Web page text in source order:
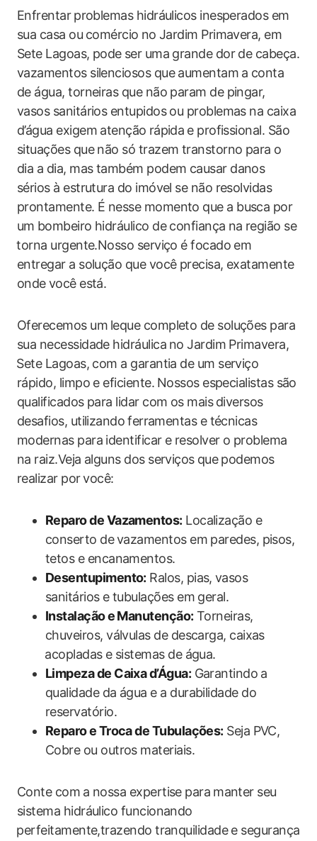
Enfrentar⁤ problemas hidráulicos inesperados em
sua casa ou ⁤comércio⁢ no Jardim Primavera, em ​
Sete Lagoas, pode ⁢ser uma grande dor de cabeça.
vazamentos silenciosos que aumentam ⁢a conta
de água, torneiras que ​não‌ param de pingar,
vasos sanitários entupidos ou problemas na caixa
d’água exigem‌ atenção ⁤rápida⁣ e profissional. São
situações que não só trazem transtorno para o
dia a dia, mas também‌ podem causar danos
sérios à estrutura​ do imóvel se não resolvidas
prontamente. É nesse‌ momento que a‌ busca por
um⁢ bombeiro hidráulico de confiança na ⁣região se
⁤torna urgente.Nosso ​serviço é focado em
entregar a ​solução ‍que você precisa, exatamente
onde⁤ você está.
Oferecemos um ⁣leque completo de soluções para
sua necessidade hidráulica ⁢no Jardim Primavera,
⁤Sete Lagoas, com a garantia de um serviço
rápido, limpo e eficiente. ⁤Nossos especialistas são
qualificados para lidar com os mais ⁤diversos ​
desafios, utilizando⁣ ferramentas e técnicas
modernas ‍para identificar e resolver‌ o problema
na raiz.Veja alguns dos serviços⁣ que ‌podemos​
realizar por ⁢você:
Reparo de​ Vazamentos: Localização e‌
conserto de⁤ vazamentos em paredes, pisos,
tetos e encanamentos.
Desentupimento: Ralos, pias,⁢ vasos
sanitários e tubulações em ‌geral.
Instalação e ⁢Manutenção: ‍Torneiras,
chuveiros, válvulas de descarga, caixas
⁢acopladas e sistemas de água.
Limpeza de Caixa d’Água: Garantindo ⁣a⁤
qualidade ‍da água e a‌ durabilidade do
reservatório.
Reparo⁣ e‌ Troca de Tubulações: Seja PVC,
Cobre ou ​outros‌ materiais.
Conte com ⁤a‍ nossa expertise para⁣ manter‍ seu
sistema hidráulico funcionando
⁣perfeitamente,trazendo tranquilidade e segurança